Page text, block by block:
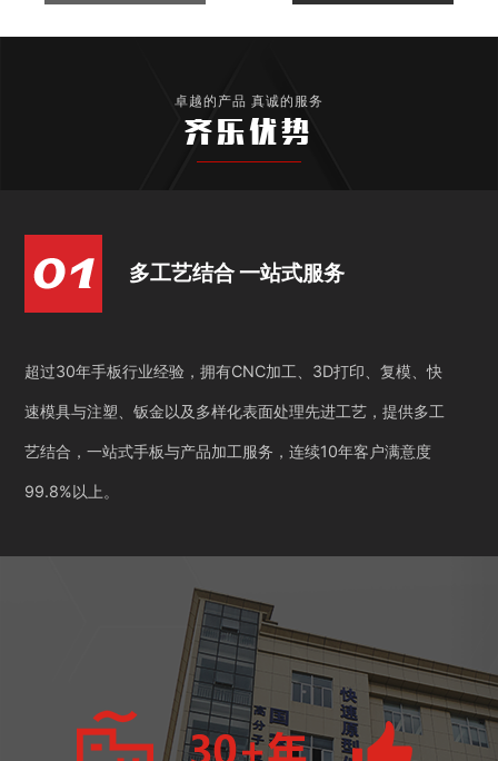
卓越的产品 真诚的服务
齐乐优势
多工艺结合 一站式服务
超过30年手板行业经验，拥有CNC加工、3D打印、复模、快
速模具与注塑、钣金以及多样化表面处理先进工艺，提供多工
艺结合，一站式手板与产品加工服务，连续10年客户满意度
99.8%以上。